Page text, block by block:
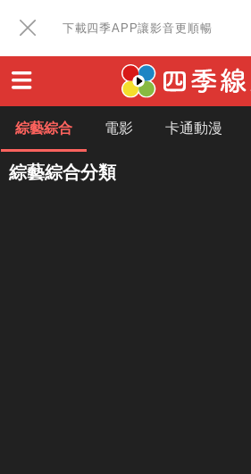
下載四季APP讓影音更順暢
綜藝綜合 電影 卡通動漫
綜藝綜合分類